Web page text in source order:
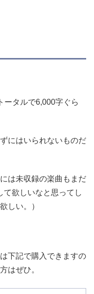
ータルで6,000字ぐら
にはいられないものだ
は未収録の楽曲もまだ
て欲しいなと思ってし
しい。）
下記で購入できますの
はぜひ。